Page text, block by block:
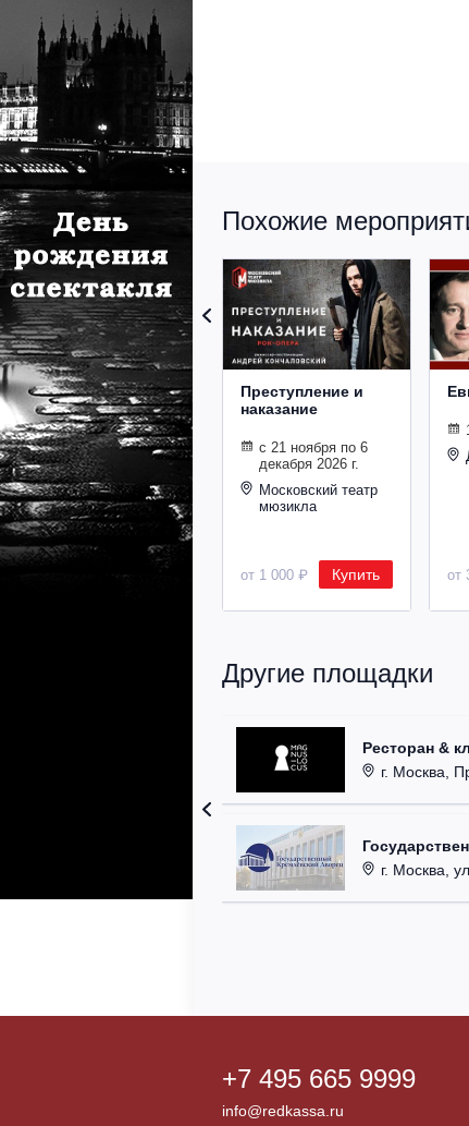
Похожие
Преступление и
наказание
с 21 ноября по 6
декабря 2026 г.
Московский театр
мюзикла
от 1 000 ₽ Купить от
Другие площадки
Ресторан &
г. Москва,
г. Москва,
+7 495 665 9999
info@redkassa.ru